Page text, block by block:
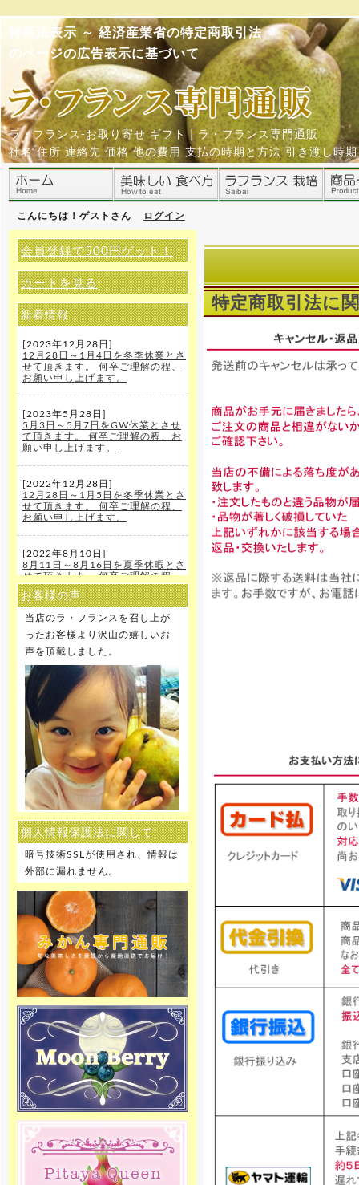
特商法表示 ～ 経済産業省の特定商取引法
のページの広告表示に基づいて
ラ・フランス-お取り寄せ ギフト｜ラ・フランス専門通販
社名 住所 連絡先 価格 他の費用 支払の時期と方法 引き渡し時
こんにちは！ゲストさん ログイン
会員登録で500円ゲット！
カートを見る
新着情報
[2023年12月28日]
12月28日～1月4日を冬季休業とさ
せて頂きます。 何卒ご理解の程、
お願い申し上げます。
[2023年5月28日]
5月3日～5月7日をGW休業とさせ
て頂きます。 何卒ご理解の程、お
願い申し上げます。
[2022年12月28日]
12月28日～1月5日を冬季休業とさ
せて頂きます。 何卒ご理解の程、
お願い申し上げます。
[2022年8月10日]
8月11日～8月16日を夏季休暇とさ
せて頂きます。 何卒ご理解の程、
お願い申し上げます。
[2021年12月22日]
12月29日～1月5日を冬季休暇とさ
せて頂きます。 何卒ご理解の程、
お願い申し上げます。
[2020年12月25日]
12月29日～1月5日を冬季休暇とさ
せて頂きます。 何卒ご理解の程、
お願い申し上げます。
[2019年12月27日]
12月28日～1月5日を冬季休暇とさ
せて頂きます。 何卒ご理解の程、
お願い申し上げます。
[2019年8月9日]
8月10日～8月15日を夏季休暇とさ
せて頂きます。 何卒ご理解の程、
お願い申し上げます。
[2018年12月27日]
12月29日～1月6日を冬季休暇とさ
せて頂きます。 何卒ご理解の程、
お願い申し上げます。
[2018年10月30日 ]
姉妹店-無農薬 いちご専門通販の予
約販売をスタートしました！8種類
のクイーンズベリー最高級 無農薬
いちごを詰合せを山梨産地直送で
ご家庭へお届け致します。
[2018年10月22日]
姉妹店-りんご専門通販、2018年
度の出荷をスタートしました！絶
品りんごを産地直送でご家庭へお
届け致します。
[2018年10月19日]
2018年度 ラ・フランス専門通販の
予約販売をスタートしました。商
品の発送は11月中旬頃からを予定
お客様の声
当店のラ・フランスを召し上が
ったお客様より沢山の嬉しいお
声を頂戴しました。
個人情報保護法に関して
暗号技術SSLが使用され、情報は
外部に漏れません。
特定商取引法に